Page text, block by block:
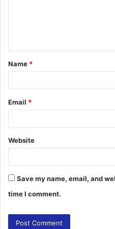
t
*
Name *
Email *
Website
Save my name, email, and
time I comment.